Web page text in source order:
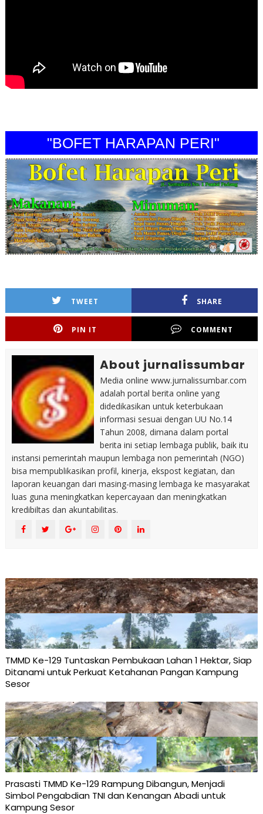
"BOFET HARAPAN PERI"
TWEET SHARE
PIN IT COMMENT
About jurnalissumbar
Media online www.jurnalissumbar.com
adalah portal berita online yang
didedikasikan untuk keterbukaan
informasi sesuai dengan UU No.14
Tahun 2008, dimana dalam portal
berita ini setiap lembaga publik, baik itu
instansi pemerintah maupun lembaga non pemerintah (NGO)
bisa mempublikasikan profil, kinerja, ekspost kegiatan, dan
laporan keuangan dari masing-masing lembaga ke masyarakat
luas guna meningkatkan kepercayaan dan meningkatkan
kredibiltas dan akuntabilitas.
TMMD Ke-129 Tuntaskan Pembukaan Lahan 1 Hektar, Siap
Ditanami untuk Perkuat Ketahanan Pangan Kampung
Sesor
Prasasti TMMD Ke-129 Rampung Dibangun, Menjadi
Simbol Pengabdian TNI dan Kenangan Abadi untuk
Kampung Sesor